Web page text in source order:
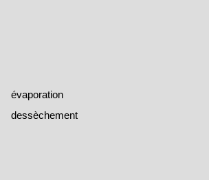
évaporation
dessèchement